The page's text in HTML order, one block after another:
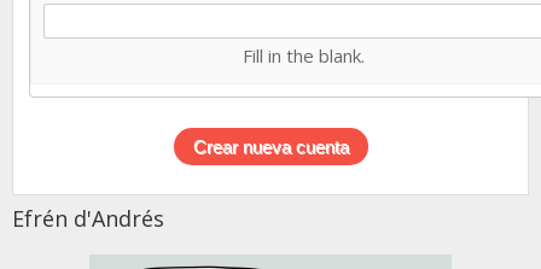
Fill in the blank.
Efrén d'Andrés